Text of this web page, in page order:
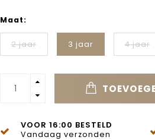
Maat:
2 jaar 3 jaar 4 jaar
VOOR 16:00 BESTELD
Vandaag verzonden